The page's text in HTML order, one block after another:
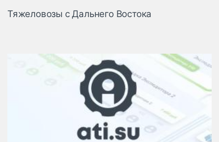
Тяжеловозы с Дальнего Востока